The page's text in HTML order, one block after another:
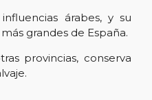
árabes, y su
grandes de España.
provincias, conserva